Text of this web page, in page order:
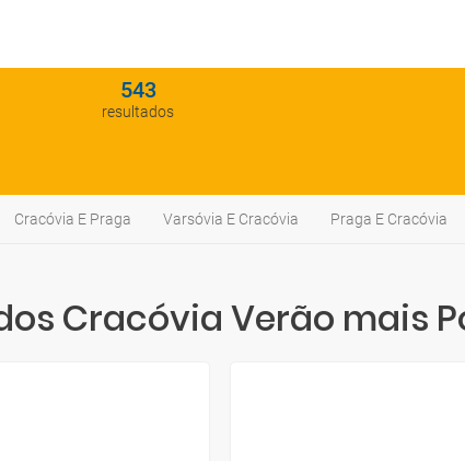
543
resultados
Cracóvia E Praga Varsóvia E Cracóvia Praga E Cracóvia
Cracóvia Verão mais